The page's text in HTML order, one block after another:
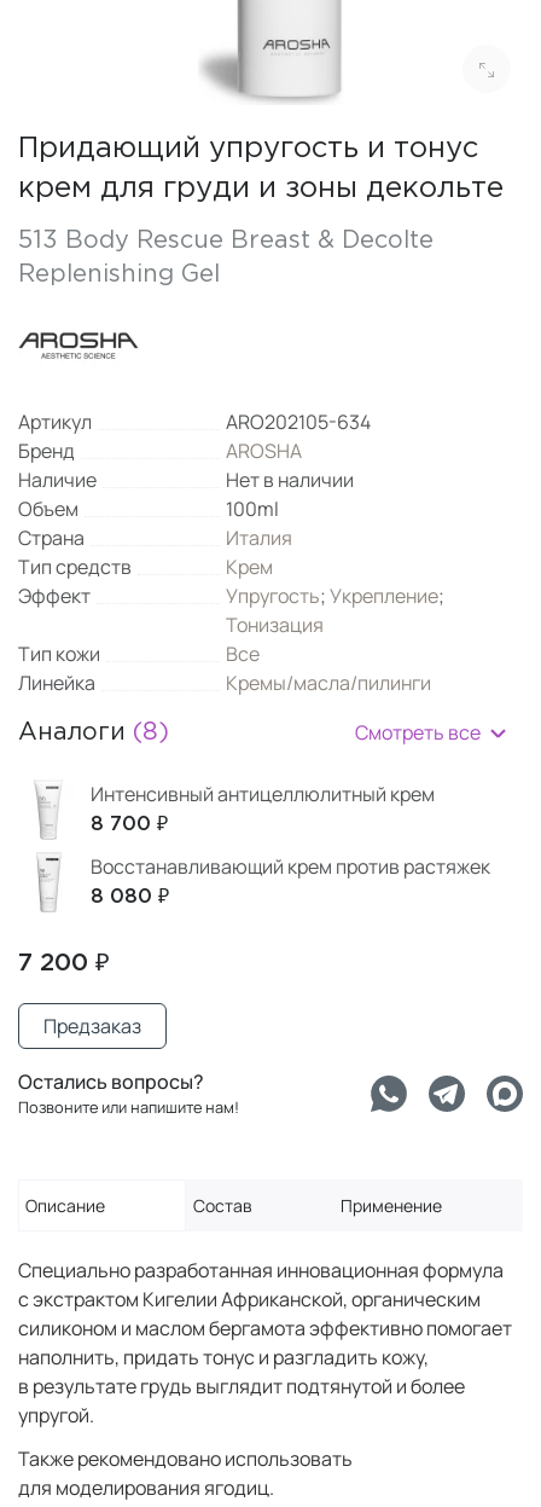
Придающий упругость и тонус
крем для груди и зоны декольте
513 Body Rescue Breast & Decolte
Replenishing Gel
Артикул
ARO202105-634
Бренд
AROSHA
Наличие
Нет в наличии
Объем
100ml
Страна
Италия
Тип средств
Крем
Эффект
Упругость;Укрепление;
Тонизация
Тип кожи
Все
Линейка
Кремы/масла/пилинги
Аналоги (8) Смотреть все
Интенсивный антицеллюлитный крем
8 700 ₽
Восстанавливающий крем против растяжек
8 080 ₽
7 200 ₽
Предзаказ
Остались вопросы?
Позвоните или напишите нам!
Описание Состав Применение
Специально разработанная инновационная формула
с экстрактом Кигелии Африканской, органическим
силиконом и маслом бергамота эффективно помогает
наполнить, придать тонус и разгладить кожу,
в результате грудь выглядит подтянутой и более
упругой.
Также рекомендовано использовать
для моделирования ягодиц.